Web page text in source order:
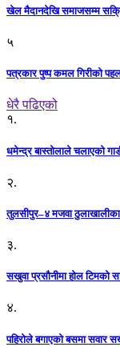
खेल मैदानदेखि समाजसम्म
५
पत्रकार पुष्प कमल गिरीको
धेरै पढिएको
१.
धमेन्द्र बास्तोलाले चलाएको
२.
तुलसीपुर–४ मजवा
३.
सखुवा प्रसौनीमा होल टिमको
४.
पहिराेले बगाएकाे बसमा सवार